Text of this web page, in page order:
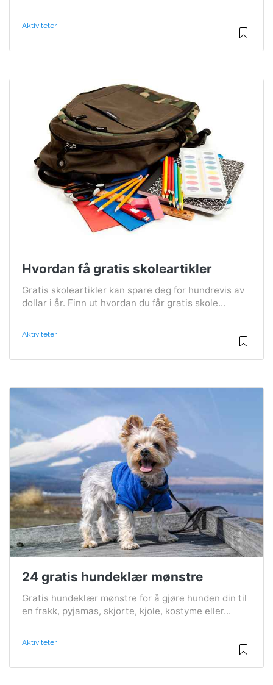
Aktiviteter
Hvordan få gratis skoleartikler
Gratis skoleartikler kan spare deg for hundrevis av
dollar i år. Finn ut hvordan du får gratis skole...
Aktiviteter
24 gratis hundeklær mønstre
Gratis hundeklær mønstre for å gjøre hunden din til
en frakk, pyjamas, skjorte, kjole, kostyme eller...
Aktiviteter